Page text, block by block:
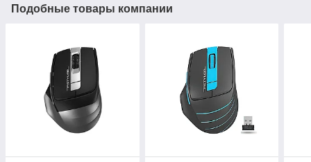
Подобные товары компании